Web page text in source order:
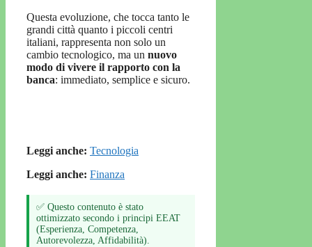
Questa evoluzione, che tocca tanto le
grandi città quanto i piccoli centri
italiani, rappresenta non solo un
cambio tecnologico, ma un nuovo
modo di vivere il rapporto con la
banca: immediato, semplice e sicuro.
Leggi anche: Tecnologia
Leggi anche: Finanza
✅ Questo contenuto è stato
ottimizzato secondo i principi EEAT
(Esperienza, Competenza,
Autorevolezza, Affidabilità).